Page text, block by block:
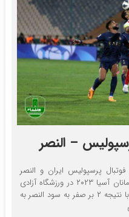
– النصر
پرسپولیس ایران و النصر
عربستان از گروه E رقابت‌های لیگ قهرمانان آسیا ۲۰۲۳ در ورزشگاه آزادی
تهران به مصاف هم رفتند که این دیدار با نتیجه ۲ بر صفر به سود النصر به